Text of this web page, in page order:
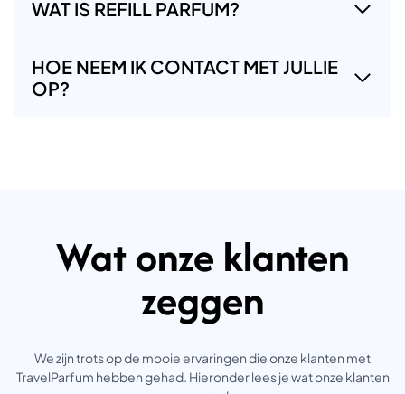
WAT IS REFILL PARFUM?
HOE NEEM IK CONTACT MET JULLIE
OP?
Wat onze klanten
zeggen
We zijn trots op de mooie ervaringen die onze klanten met
TravelParfum hebben gehad. Hieronder lees je wat onze klanten